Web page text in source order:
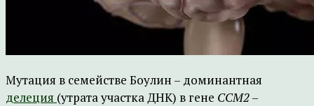
Мутация в семействе Боулин – доминантная
делеция (утрата участка ДНК) в гене CCM2–